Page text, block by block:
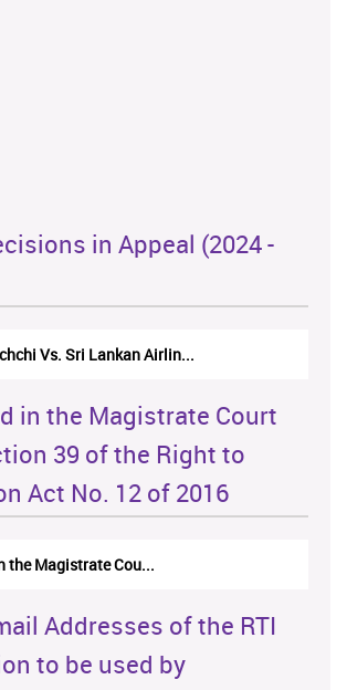
in Appeal (2024 -
Vs. Sri Lankan Airlin...
in the Magistrate Court
39 of the Right to
Act No. 12 of 2016
the Magistrate Cou...
Addresses of the RTI
to be used by